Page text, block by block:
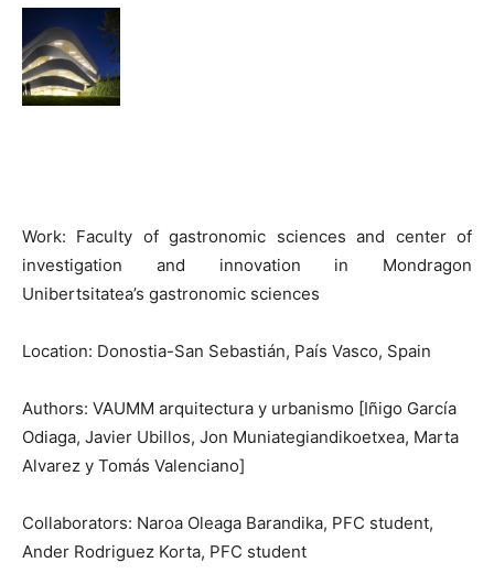
Work: Faculty of gastronomic sciences and center of
investigation and innovation in Mondragon
Unibertsitatea’s gastronomic sciences
Location: Donostia-San Sebastián, País Vasco, Spain
Authors: VAUMM arquitectura y urbanismo [Iñigo García
Odiaga, Javier Ubillos, Jon Muniategiandikoetxea, Marta
Alvarez y Tomás Valenciano]
Collaborators: Naroa Oleaga Barandika, PFC student,
Ander Rodriguez Korta, PFC student